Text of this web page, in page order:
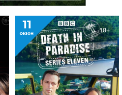
11
сезон 18+